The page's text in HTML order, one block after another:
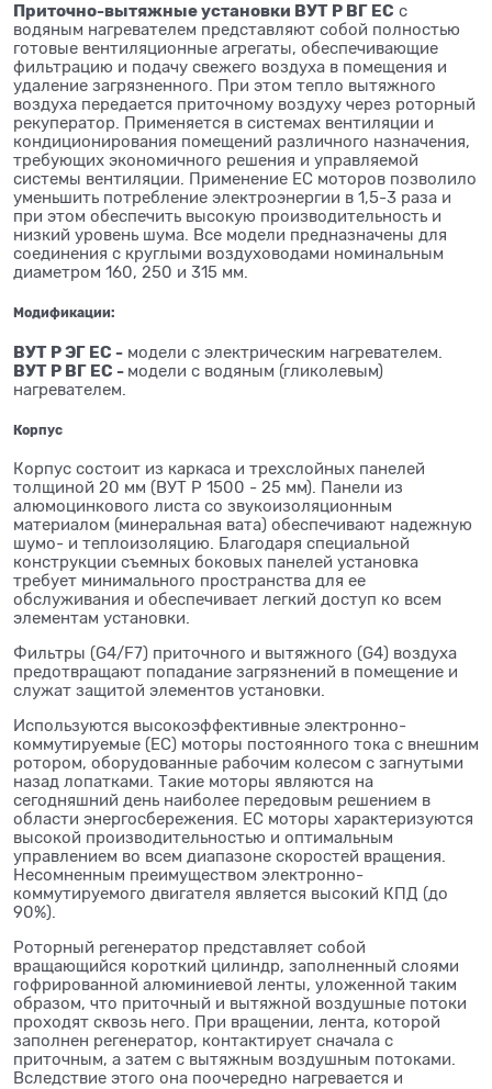
Приточно-вытяжные установки ВУТ Р ВГ ЕС с
водяным нагревателем представляют собой полностью
готовые вентиляционные агрегаты, обеспечивающие
фильтрацию и подачу свежего воздуха в помещения и
удаление загрязненного. При этом тепло вытяжного
воздуха передается приточному воздуху через роторный
рекуператор. Применяется в системах вентиляции и
кондиционирования помещений различного назначения,
требующих экономичного решения и управляемой
системы вентиляции. Применение ЕС моторов позволило
уменьшить потребление электроэнергии в 1,5-3 раза и
при этом обеспечить высокую производительность и
низкий уровень шума. Все модели предназначены для
соединения с круглыми воздуховодами номинальным
диаметром 160, 250 и 315 мм.
Модификации:
ВУТ Р ЭГ ЕС - модели с электрическим нагревателем.
ВУТ Р ВГ ЕС - модели с водяным (гликолевым)
нагревателем.
Корпус
Корпус состоит из каркаса и трехслойных панелей
толщиной 20 мм (ВУТ Р 1500 - 25 мм). Панели из
алюмоцинкового листа со звукоизоляционным
материалом (минеральная вата) обеспечивают надежную
шумо- и теплоизоляцию. Благодаря специальной
конструкции съемных боковых панелей установка
требует минимального пространства для ее
обслуживания и обеспечивает легкий доступ ко всем
элементам установки.
Фильтры (G4/F7) приточного и вытяжного (G4) воздуха
предотвращают попадание загрязнений в помещение и
служат защитой элементов установки.
Используются высокоэффективные электронно-
коммутируемые (ЕС) моторы постоянного тока с внешним
ротором, оборудованные рабочим колесом с загнутыми
назад лопатками. Такие моторы являются на
сегодняшний день наиболее передовым решением в
области энергосбережения. ЕС моторы характеризуются
высокой производительностью и оптимальным
управлением во всем диапазоне скоростей вращения.
Несомненным преимуществом электронно-
коммутируемого двигателя является высокий КПД (до
90%).
Роторный регенератор представляет собой
вращающийся короткий цилиндр, заполненный слоями
гофрированной алюминиевой ленты, уложенной таким
образом, что приточный и вытяжной воздушные потоки
проходят сквозь него. При вращении, лента, которой
заполнен регенератор, контактирует сначала с
приточным, а затем с вытяжным воздушным потоками.
Вследствие этого она поочередно нагревается и